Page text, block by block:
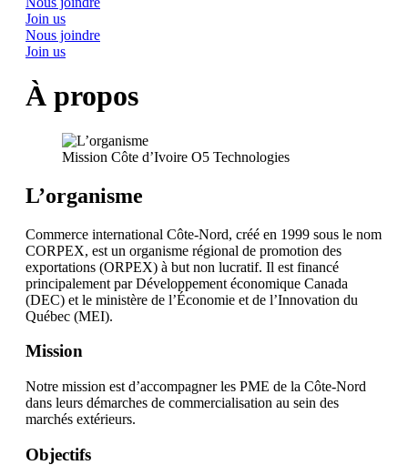
Join us
Nous joindre
Join us
À propos
Mission Côte d’Ivoire O5 Technologies
L’organisme
Commerce international Côte-Nord, créé en 1999 sous le nom
CORPEX, est un organisme régional de promotion des
exportations (ORPEX) à but non lucratif. Il est financé
principalement par Développement économique Canada
(DEC) et le ministère de l’Économie et de l’Innovation du
Québec (MEI).
Mission
Notre mission est d’accompagner les PME de la Côte-Nord
dans leurs démarches de commercialisation au sein des
marchés extérieurs.
Objectifs